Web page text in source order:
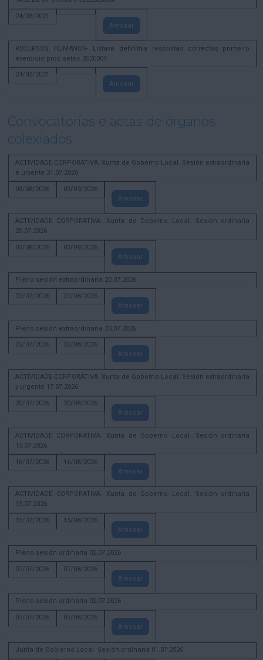
24/03/2021
Amosar
RECURSOS HUMANOS- Listaxe definitiva respostas correctas primeiro
exercicio proc selec 2020004
24/03/2021
Amosar
Convocatorias e actas de órganos
colexiados
ACTIVIDADE CORPORATIVA. Xunta de Goberno Local. Sesión extraordinaria
e urxente 31.07.2026
03/08/2026
03/09/2026
Amosar
ACTIVIDADE CORPORATIVA. Xunta de Goberno Local. Sesión ordinaria
29.07.2026
03/08/2026
03/09/2026
Amosar
Pleno sesión extraordinaria 20.07.2026
22/07/2026
22/08/2026
Amosar
Pleno sesión extraordinaria 20.07.2026
22/07/2026
22/08/2026
Amosar
ACTIVIDADE CORPORATIVA. Xunta de Goberno Local. Sesión extraordinaria
y urgente 17.07.2026
20/07/2026
20/08/2026
Amosar
ACTIVIDADE CORPORATIVA. Xunta de Goberno Local. Sesión ordinaria
15.07.2026
16/07/2026
16/08/2026
Amosar
ACTIVIDADE CORPORATIVA. Xunta de Goberno Local. Sesión ordinaria
15.07.2026
15/07/2026
15/08/2026
Amosar
Pleno sesión ordinaria 02.07.2026
07/07/2026
07/08/2026
Amosar
Pleno sesión ordinaria 02.07.2026
07/07/2026
07/08/2026
Amosar
Junta de Gobierno Local. Sesión ordinaria 01.07.2026